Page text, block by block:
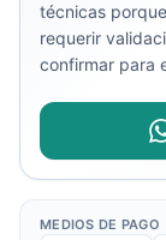
técnicas
requerir
confirmar para
MEDIOS DE PAGO